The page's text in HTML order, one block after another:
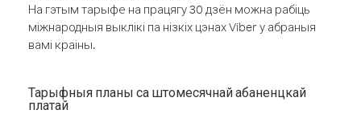
На гэтым тарыфе на працягу 30 дзён можна рабіць
міжнародныя выклікі па нізкіх цэнах Viber у абраныя
вамі краіны.
Тарыфныя планы са штомесячнай абаненцкай
платай